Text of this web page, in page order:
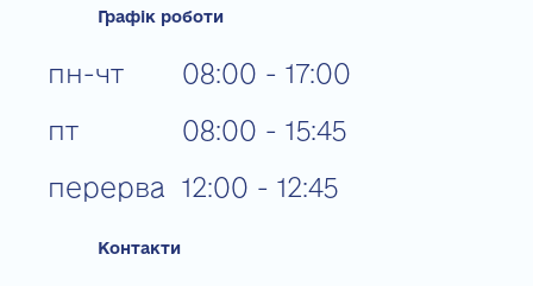
Графік роботи
пн-чт
пт
перерва
08:00 - 17:00
08:00 - 15:45
12:00 - 12:45
Контакти